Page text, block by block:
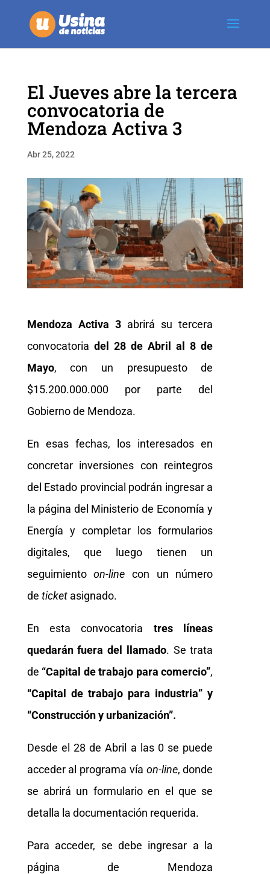
El Jueves abre la tercera
convocatoria de
Mendoza Activa 3
Abr 25, 2022
Mendoza Activa 3 abrirá su tercera
convocatoria del 28 de Abril al 8 de
Mayo, con un presupuesto de
$15.200.000.000 por parte del
Gobierno de Mendoza.
En esas fechas, los interesados en
concretar inversiones con reintegros
del Estado provincial podrán ingresar a
la página del Ministerio de Economía y
Energía y completar los formularios
digitales, que luego tienen un
seguimientoon-line con un número
de ticketasignado.
En esta convocatoria tres líneas
quedarán fuera del llamado. Se trata
de “Capital de trabajo para comercio”,
“Capital de trabajo para industria” y
“Construcción y urbanización”.
Desde el 28 de Abril a las 0 se puede
acceder al programa vía on-line, donde
se abrirá un formulario en el que se
detalla la documentación requerida.
Para acceder, se debe ingresar a la
página de Mendoza